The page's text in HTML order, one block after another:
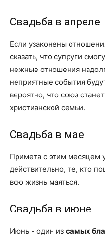
Свадьба в апреле
Если узаконены
сказать, что супруги
нежные отношения
неприятные события
вероятно, что союз
христианской семьи.
Свадьба в мае
Примета с этим месяцем
действительно, те, кто
всю жизнь маяться.
Свадьба в июне
Июнь - один из самых